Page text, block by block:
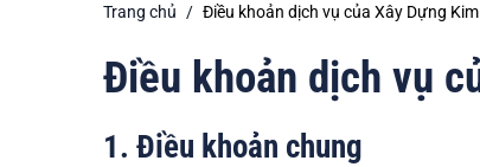
Trang chủ Điều khoản dịch vụ của Xây Dựng
Điều khoản dịch vụ
1. Điều khoản chung